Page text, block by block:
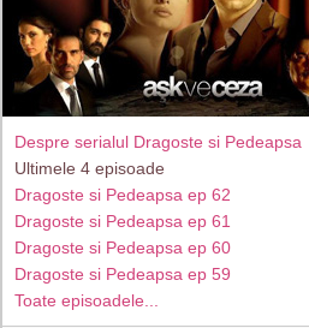
Despre serialul Dragoste si Pedeapsa
Ultimele 4 episoade
Dragoste si Pedeapsa ep 62
Dragoste si Pedeapsa ep 61
Dragoste si Pedeapsa ep 60
Dragoste si Pedeapsa ep 59
Toate episoadele...